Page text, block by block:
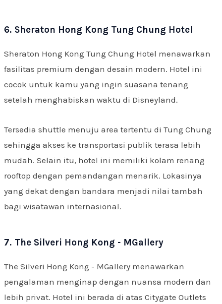
6. Sheraton Hong Kong Tung Chung Hotel
Sheraton Hong Kong Tung Chung Hotel menawarkan
fasilitas premium dengan desain modern. Hotel ini
cocok untuk kamu yang ingin suasana tenang
setelah menghabiskan waktu di Disneyland.
Tersedia shuttle menuju area tertentu di Tung Chung
sehingga akses ke transportasi publik terasa lebih
mudah. Selain itu, hotel ini memiliki kolam renang
rooftop dengan pemandangan menarik. Lokasinya
yang dekat dengan bandara menjadi nilai tambah
bagi wisatawan internasional.
7. The Silveri Hong Kong - MGallery
The Silveri Hong Kong - MGallery menawarkan
pengalaman menginap dengan nuansa modern dan
lebih privat. Hotel ini berada di atas Citygate Outlets